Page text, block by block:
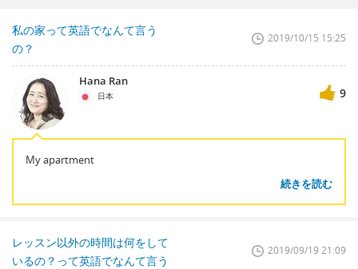
私の家って英語でなんて言う
の？
2019/10/15 15:25
Hana Ran
日本 9
My apartment
続きを読む
レッスン以外の時間は何をして
いるの？って英語でなんて言う
2019/09/19 21:09